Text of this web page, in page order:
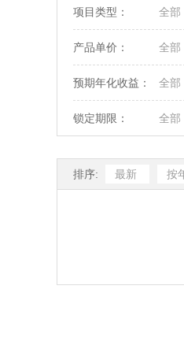
项目类型： 全部
产品单价： 全部
预期年化收益： 全部
锁定期限： 全部
排序: 最新 按